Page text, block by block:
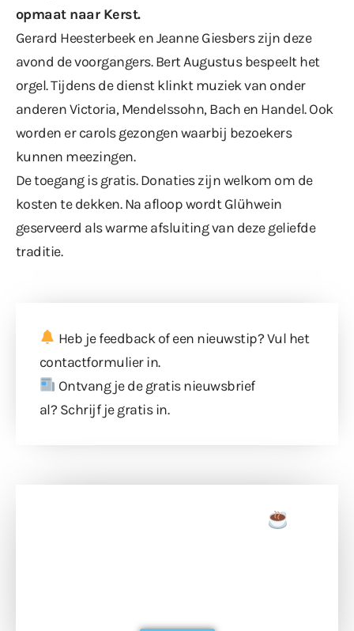
opmaat naar Kerst.
Gerard Heesterbeek en Jeanne Giesbers zijn deze
avond de voorgangers. Bert Augustus bespeelt het
orgel. Tijdens de dienst klinkt muziek van onder
anderen Victoria, Mendelssohn, Bach en Handel. Ook
worden er carols gezongen waarbij bezoekers
kunnen meezingen.
De toegang is gratis. Donaties zijn welkom om de
kosten te dekken. Na afloop wordt Glühwein
geserveerd als warme afsluiting van deze geliefde
traditie.
Heb je feedback of een nieuwstip? Vul het
contactformulierin.
Ontvang je de gratis nieuwsbrief
al? Schrijf je gratis in.